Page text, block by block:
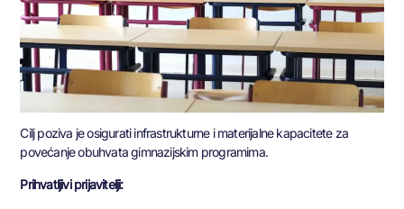
Cilj poziva je osigurati infrastrukturne i materijalne kapacitete za
povećanje obuhvata gimnazijskim programima.
Prihvatljivi prijavitelji: